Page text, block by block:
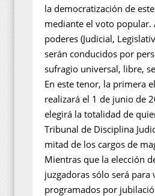
la democratización de
mediante el voto popular.
poderes (Judicial,
serán conducidos por
sufragio universal, libre,
En este tenor, la primera
realizará el 1 de junio de
elegirá la totalidad de
Tribunal de Disciplina
mitad de los cargos de
Mientras que la elección
juzgadoras sólo será para
programados por